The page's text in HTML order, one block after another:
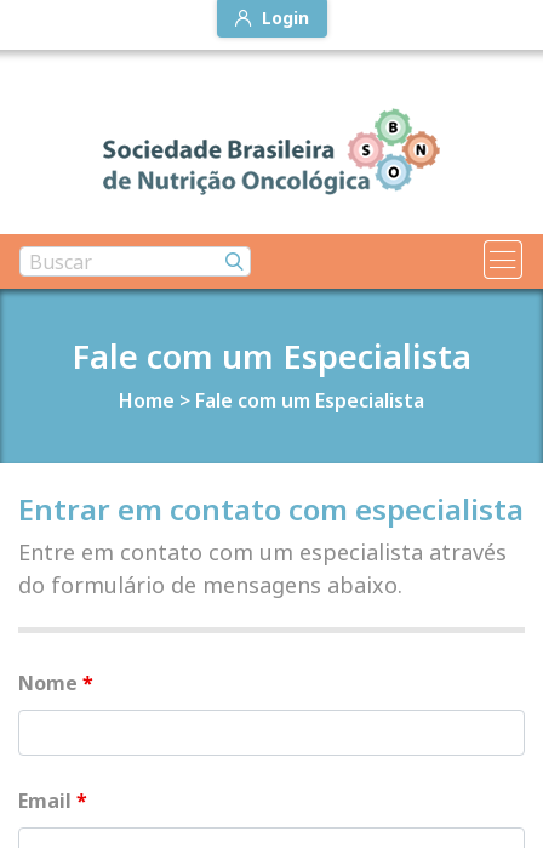
Login
Fale com um Especialista
Home > Fale com um Especialista
Entrar em contato com especialista
Entre em contato com um especialista através
do formulário de mensagens abaixo.
Nome *
Email *